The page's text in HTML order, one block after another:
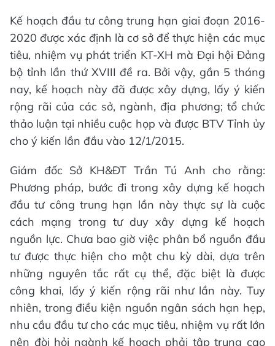
Kế hoạch đầu tư công trung hạn giai đoạn 2016-
2020 được xác định là cơ sở để thực hiện các mục
tiêu, nhiệm vụ phát triển KT-XH mà Đại hội Đảng
bộ tỉnh lần thứ XVIII đề ra. Bởi vậy, gần 5 tháng
nay, kế hoạch này đã được xây dựng, lấy ý kiến
rộng rãi của các sở, ngành, địa phương; tổ chức
thảo luận tại nhiều cuộc họp và được BTV Tỉnh ủy
cho ý kiến lần đầu vào 12/1/2015.
Giám đốc Sở KH&ĐT Trần Tú Anh cho rằng:
Phương pháp, bước đi trong xây dựng kế hoạch
đầu tư công trung hạn lần này thực sự là cuộc
cách mạng trong tư duy xây dựng kế hoạch
nguồn lực. Chưa bao giờ việc phân bổ nguồn đầu
tư được thực hiện cho một chu kỳ dài, dựa trên
những nguyên tắc rất cụ thể, đặc biệt là được
công khai, lấy ý kiến rộng rãi như lần này. Tuy
nhiên, trong điều kiện nguồn ngân sách hạn hẹp,
nhu cầu đầu tư cho các mục tiêu, nhiệm vụ rất lớn
nên đòi hỏi ngành kế hoạch phải tập trung cao